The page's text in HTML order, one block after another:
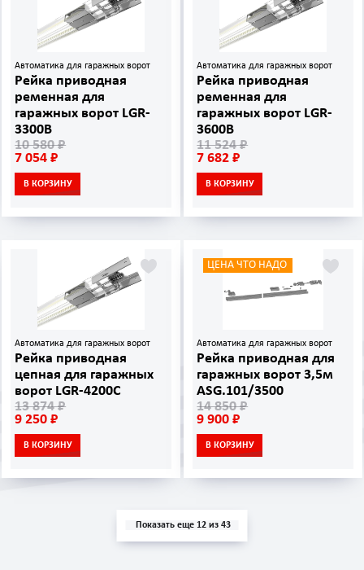
Автоматика для гаражных ворот
Рейка приводная
ременная для
гаражных ворот LGR-
3300B
10 580 ₽
7 054 ₽
В КОРЗИНУ
Автоматика для гаражных ворот
Рейка приводная
ременная для
гаражных ворот LGR-
3600B
11 524 ₽
7 682 ₽
В КОРЗИНУ
Автоматика для гаражных ворот
Рейка приводная
цепная для гаражных
ворот LGR-4200C
13 874 ₽
9 250 ₽
В КОРЗИНУ
ЦЕНА ЧТО НАДО
Автоматика для гаражных ворот
Рейка приводная для
гаражных ворот 3,5м
ASG.101/3500
14 850 ₽
9 900 ₽
В КОРЗИНУ
Показать еще 12 из 43